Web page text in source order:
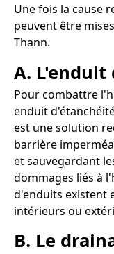
Une fois la cause
peuvent être
Thann.
A.
Pour combattre
enduit
est une solution
barrière
et sauvegardant
dommages liés à
d'enduits existent
intérieurs ou
B. Le